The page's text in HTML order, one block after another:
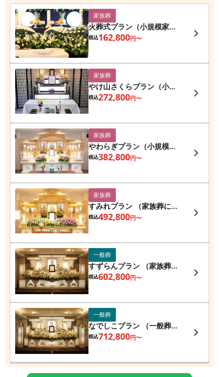
家族葬
火葬式プラン（小規模家族
葬プラン）
税込162,800円〜
家族葬
やけ山さくらプラン（小規
模家族葬プラン）
税込272,800円〜
家族葬
やわらぎプラン（小規模家
族葬プラン）
税込382,800円〜
家族葬
すみれプラン （家族葬に最
適プラン）
税込492,800円〜
一般葬
すずらんプラン （家族葬か
ら一般葬）
税込602,800円〜
一般葬
なでしこプラン （一般葬プ
ラン）
税込712,800円〜